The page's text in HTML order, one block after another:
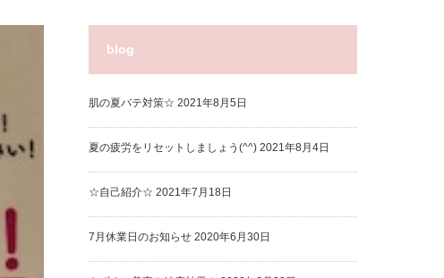
blog
肌の夏バテ対策☆ 2021年8月5日
夏の疲労をリセットしましょう(^^) 2021年8月4日
☆自己紹介☆ 2021年7月18日
7月休業日のお知らせ 2020年6月30日